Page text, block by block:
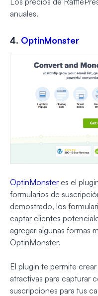
anuales.
4. OptinMonster
OptinMonster es el
formularios de
demostrado, los
captar clientes
agregar algunas formas
OptinMonster.
El plugin te permite
atractivas para capturar
suscripciones para tus